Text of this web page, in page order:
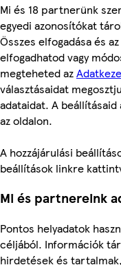
Mi és 18 partnerünk
egyedi azonosítókat
Összes elfogadása és
elfogadhatod vagy
megteheted az
választásaidat
adataidat. A
az oldalon.
A hozzájárulási
beállítások linkre
Mi és partnereink
Pontos helyadatok
céljából. Információk
hirdetések és